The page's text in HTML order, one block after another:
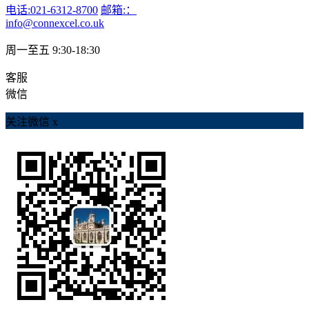
电话:021-6312-8700 邮箱:：
info@connexcel.co.uk
周一至五 9:30-18:30
客服
微信
关注微信 x